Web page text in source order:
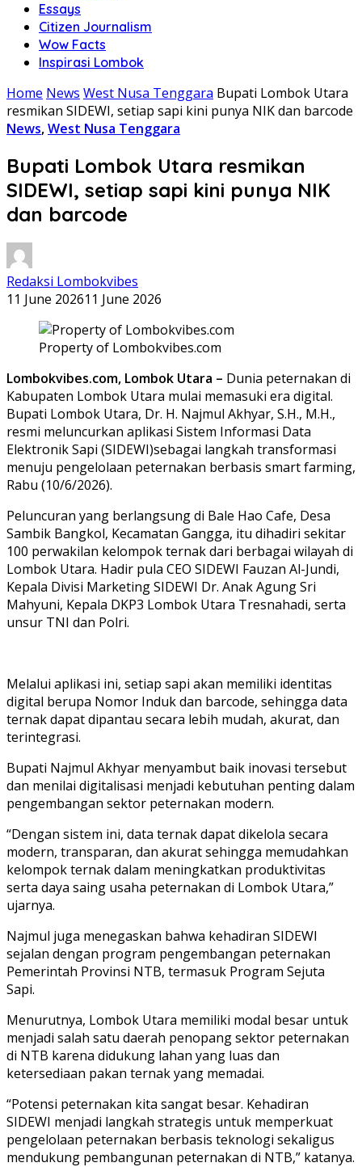
Essays
Citizen Journalism
Wow Facts
Inspirasi Lombok
Home News West Nusa Tenggara Bupati Lombok Utara
resmikan SIDEWI, setiap sapi kini punya NIK dan barcode
News,West Nusa Tenggara
Bupati Lombok Utara resmikan
SIDEWI, setiap sapi kini punya NIK
dan barcode
Redaksi Lombokvibes
11 June 202611 June 2026
Property of Lombokvibes.com
Lombokvibes.com, Lombok Utara – Dunia peternakan di
Kabupaten Lombok Utara mulai memasuki era digital.
Bupati Lombok Utara, Dr. H. Najmul Akhyar, S.H., M.H.,
resmi meluncurkan aplikasi Sistem Informasi Data
Elektronik Sapi (SIDEWI)sebagai langkah transformasi
menuju pengelolaan peternakan berbasis smart farming,
Rabu (10/6/2026).
Peluncuran yang berlangsung di Bale Hao Cafe, Desa
Sambik Bangkol, Kecamatan Gangga, itu dihadiri sekitar
100 perwakilan kelompok ternak dari berbagai wilayah di
Lombok Utara. Hadir pula CEO SIDEWI Fauzan Al-Jundi,
Kepala Divisi Marketing SIDEWI Dr. Anak Agung Sri
Mahyuni, Kepala DKP3 Lombok Utara Tresnahadi, serta
unsur TNI dan Polri.
Melalui aplikasi ini, setiap sapi akan memiliki identitas
digital berupa Nomor Induk dan barcode, sehingga data
ternak dapat dipantau secara lebih mudah, akurat, dan
terintegrasi.
Bupati Najmul Akhyar menyambut baik inovasi tersebut
dan menilai digitalisasi menjadi kebutuhan penting dalam
pengembangan sektor peternakan modern.
“Dengan sistem ini, data ternak dapat dikelola secara
modern, transparan, dan akurat sehingga memudahkan
kelompok ternak dalam meningkatkan produktivitas
serta daya saing usaha peternakan di Lombok Utara,”
ujarnya.
Najmul juga menegaskan bahwa kehadiran SIDEWI
sejalan dengan program pengembangan peternakan
Pemerintah Provinsi NTB, termasuk Program Sejuta
Sapi.
Menurutnya, Lombok Utara memiliki modal besar untuk
menjadi salah satu daerah penopang sektor peternakan
di NTB karena didukung lahan yang luas dan
ketersediaan pakan ternak yang memadai.
“Potensi peternakan kita sangat besar. Kehadiran
SIDEWI menjadi langkah strategis untuk memperkuat
pengelolaan peternakan berbasis teknologi sekaligus
mendukung pembangunan peternakan di NTB,” katanya.